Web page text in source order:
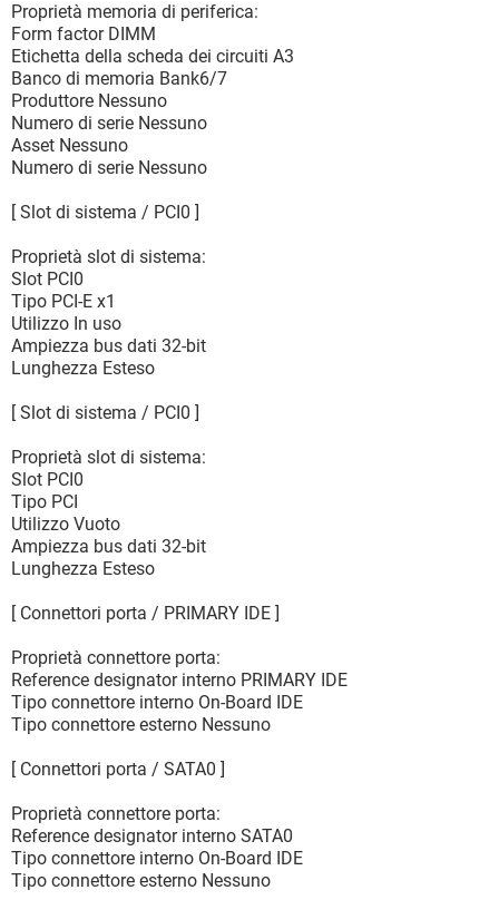
Proprietà memoria di periferica:
Form factor DIMM
Etichetta della scheda dei circuiti A3
Banco di memoria Bank6/7
Produttore Nessuno
Numero di serie Nessuno
Asset Nessuno
Numero di serie Nessuno
[ Slot di sistema / PCI0 ]
Proprietà slot di sistema:
Slot PCI0
Tipo PCI-E x1
Utilizzo In uso
Ampiezza bus dati 32-bit
Lunghezza Esteso
[ Slot di sistema / PCI0 ]
Proprietà slot di sistema:
Slot PCI0
Tipo PCI
Utilizzo Vuoto
Ampiezza bus dati 32-bit
Lunghezza Esteso
[ Connettori porta / PRIMARY IDE ]
Proprietà connettore porta:
Reference designator interno PRIMARY IDE
Tipo connettore interno On-Board IDE
Tipo connettore esterno Nessuno
[ Connettori porta / SATA0 ]
Proprietà connettore porta:
Reference designator interno SATA0
Tipo connettore interno On-Board IDE
Tipo connettore esterno Nessuno